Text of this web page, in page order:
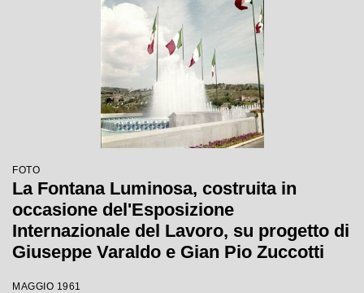
FOTO
La Fontana Luminosa, costruita in
occasione del'Esposizione
Internazionale del Lavoro, su progetto di
Giuseppe Varaldo e Gian Pio Zuccotti
MAGGIO 1961